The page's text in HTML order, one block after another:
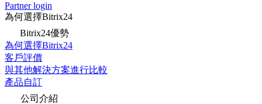
Partner login
為何選擇Bitrix24
Bitrix24優勢
為何選擇Bitrix24
客戶評價
與其他解決方案進行比較
產品自訂
公司介紹